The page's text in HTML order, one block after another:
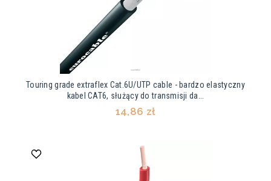
Touring grade extraflex Cat.6U/UTP cable - bardzo elastyczny
kabel CAT6, służący do transmisji da...
14,86 zł